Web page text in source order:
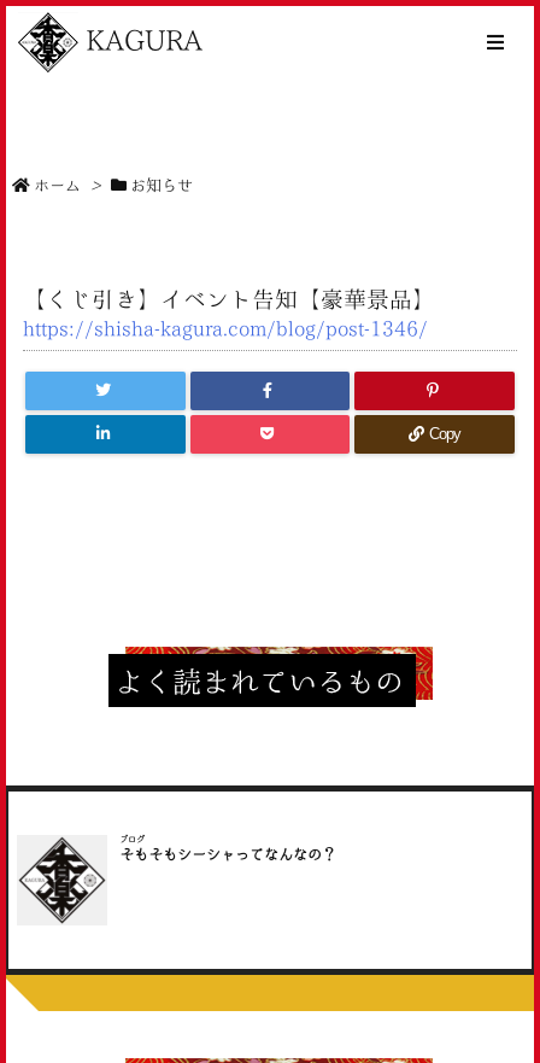
KAGURA
ホーム > お知らせ
【くじ引き】イベント告知【豪華景品】
https://shisha-kagura.com/blog/post-1346/
Copy